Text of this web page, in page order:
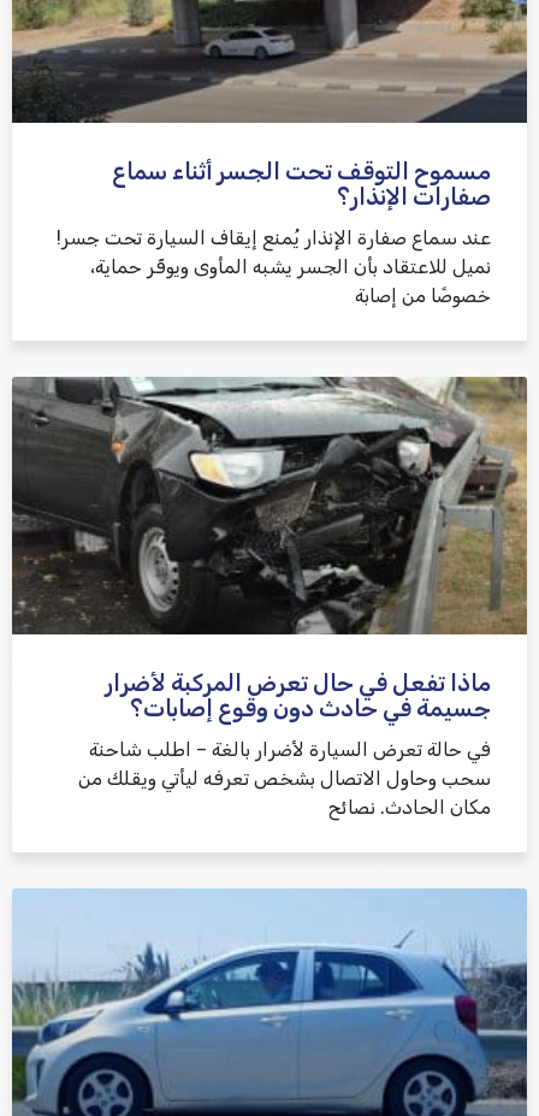
שלח משוב
مسموح التوقف تحت الجسر أثناء سماع
صفارات الإنذار؟
عند سماع صفارة الإنذار يُمنع إيقاف السيارة تحت جسر!
نميل للاعتقاد بأن الجسر يشبه المأوى ويوفّر حماية،
خصوصًا من إصابة
ماذا تفعل في حال تعرض المركبة لأضرار
جسيمة في حادث دون وقوع إصابات؟
في حالة تعرض السيارة لأضرار بالغة – اطلب شاحنة
سحب وحاول الاتصال بشخص تعرفه ليأتي ويقلك من
مكان الحادث. نصائح